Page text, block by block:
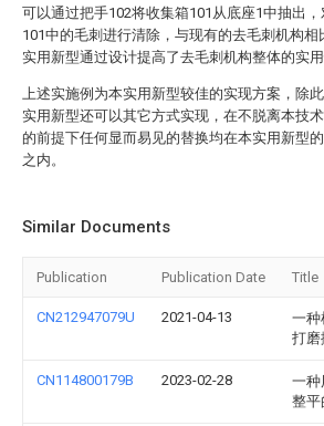
可以通过把手102将收集箱101从底座1中抽出
101中的毛刺进行清除，与现有的去毛刺机构相
实用新型通过设计提高了去毛刺机构整体的实用
上述实施例为本实用新型较佳的实现方案，除
实用新型还可以其它方式实现，在不脱离本技
的前提下任何显而易见的替换均在本实用新型
之内。
Similar Documents
Publication Publication Date Title
CN212947079U 2021-04-13
一种
打磨
CN114800179B 2023-02-28
一种
整平